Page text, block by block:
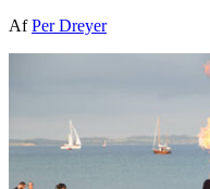
AfPer Dreyer